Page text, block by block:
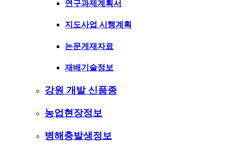
연구과제계획서
지도사업 시행계획
논문게재자료
재배기술정보
강원 개발 신품종
농업현장정보
병해충발생정보